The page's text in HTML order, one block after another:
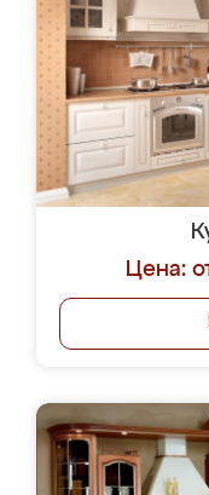
Цена: